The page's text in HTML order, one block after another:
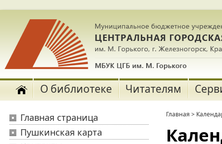
О библиотеке Читателям
Главная страница
Пушкинская карта
Главная >